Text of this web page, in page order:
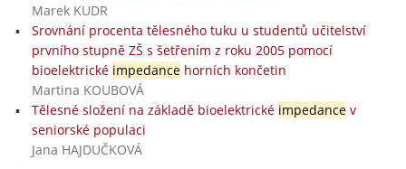
Marek KUDR
Srovnání procenta tělesného tuku u studentů učitelství
prvního stupně ZŠ s šetřením z roku 2005 pomocí
bioelektrické impedancehorních končetin
Martina KOUBOVÁ
Tělesné složení na základě bioelektrické impedancev
seniorské populaci
Jana HAJDUČKOVÁ